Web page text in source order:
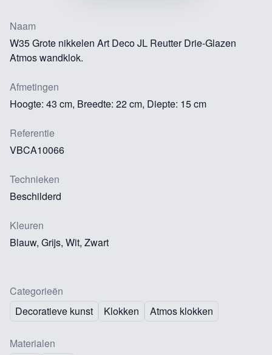
Naam
W35 Grote nikkelen Art Deco JL Reutter Drie-Glazen
Atmos wandklok.
Afmetingen
Hoogte: 43 cm, Breedte: 22 cm, Diepte: 15 cm
Referentie
VBCA10066
Technieken
Beschilderd
Kleuren
Blauw, Grijs, Wit, Zwart
Categorieën
Decoratieve kunst
Klokken Atmos klokken
Materialen